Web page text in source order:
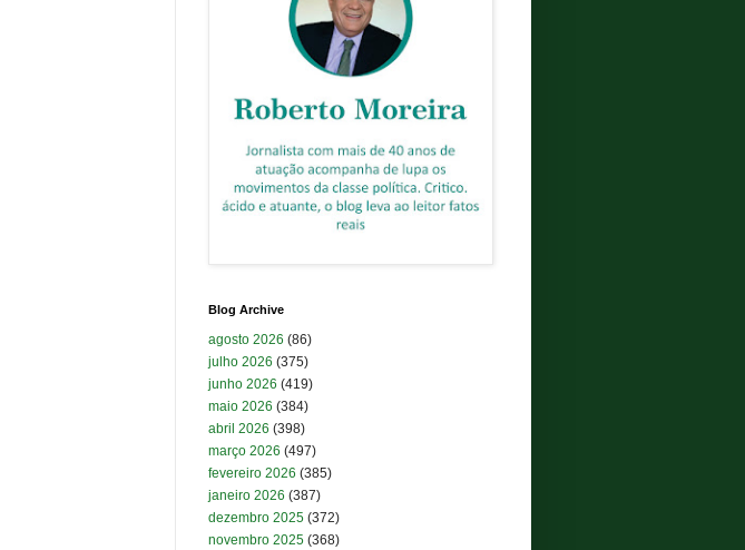
Blog Archive
agosto 2026 (86)
julho 2026 (375)
junho 2026 (419)
maio 2026 (384)
abril 2026 (398)
março 2026 (497)
fevereiro 2026 (385)
janeiro 2026 (387)
dezembro 2025 (372)
novembro 2025 (368)